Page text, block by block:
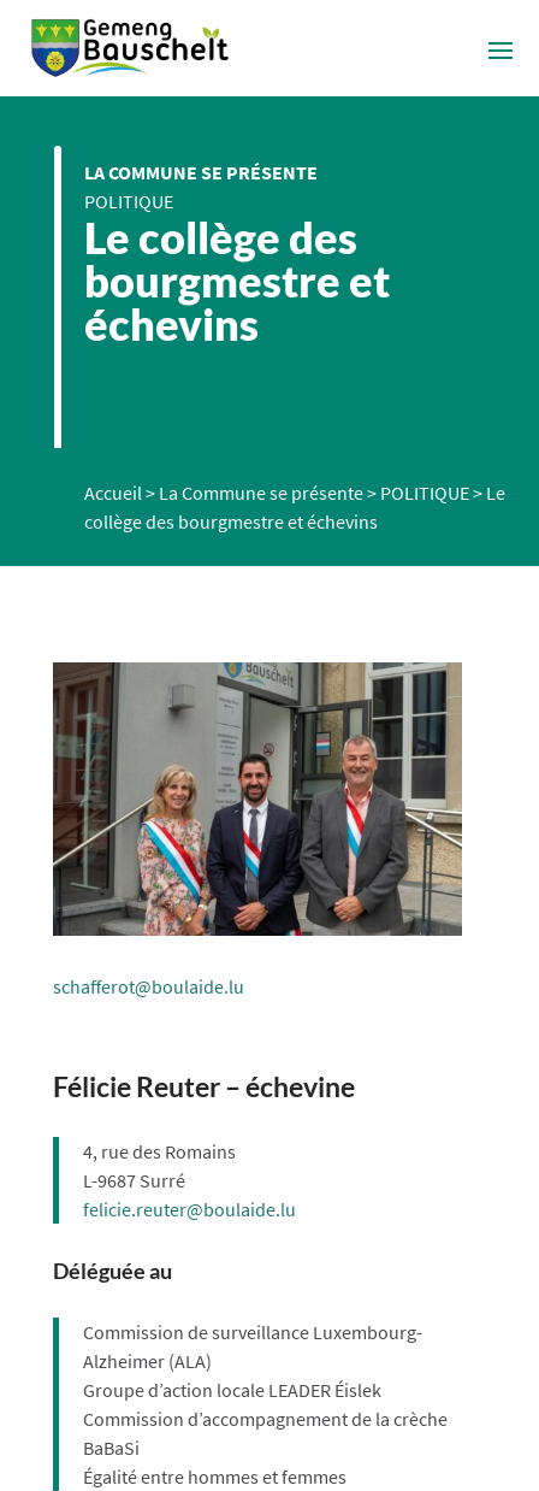
LA COMMUNE SE PRÉSENTE
POLITIQUE
Le collège des
bourgmestre et
échevins
Accueil> La Commune se présente> POLITIQUE> Le
collège des bourgmestre et échevins
schafferot@boulaide.lu
Félicie Reuter – échevine
4, rue des Romains
L-9687 Surré
felicie.reuter@boulaide.lu
Déléguée au
Commission de surveillance Luxembourg-
Alzheimer (ALA)
Groupe d’action locale LEADER Éislek
Commission d’accompagnement de la crèche
BaBaSi
Égalité entre hommes et femmes